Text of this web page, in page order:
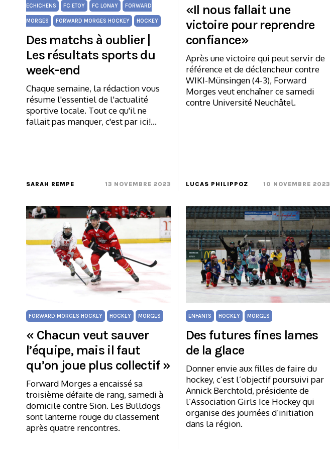
ECHICHENS FC ETOY FC LONAY FORWARD
MORGES FORWARD MORGES HOCKEY HOCKEY
Des matchs à oublier |
Les résultats sports du
week-end
Chaque semaine, la rédaction vous
résume l'essentiel de l'actualité
sportive locale. Tout ce qu'il ne
fallait pas manquer, c'est par ici!…
SARAH REMPE 13 NOVEMBRE 2023
«Il nous fallait une
victoire pour reprendre
confiance»
Après une victoire qui peut servir de
référence et de déclencheur contre
WIKI-Münsingen (4-3), Forward
Morges veut enchaîner ce samedi
contre Université Neuchâtel.
LUCAS PHILIPPOZ 10 NOVEMBRE 2023
FORWARD MORGES HOCKEY HOCKEY MORGES
« Chacun veut sauver
l’équipe, mais il faut
qu’on joue plus collectif »
Forward Morges a encaissé sa
troisième défaite de rang, samedi à
domicile contre Sion. Les Bulldogs
sont lanterne rouge du classement
après quatre rencontres.
ENFANTS HOCKEY MORGES
Des futures fines lames
de la glace
Donner envie aux filles de faire du
hockey, c’est l’objectif poursuivi par
Annick Berchtold, présidente de
l’Association Girls Ice Hockey qui
organise des journées d’initiation
dans la région.